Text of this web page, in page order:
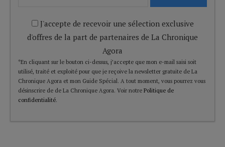
J'accepte de recevoir une sélection exclusive
d'offres de la part de partenaires de La Chronique
Agora
*En cliquant sur le bouton ci-dessus, j’accepte que mon e-mail saisi soit
utilisé, traité et exploité pour que je reçoive la newsletter gratuite de La
Chronique Agora et mon Guide Spécial. A tout moment, vous pourrez vous
désinscrire de de La Chronique Agora. Voir notre Politique de
confidentialité.